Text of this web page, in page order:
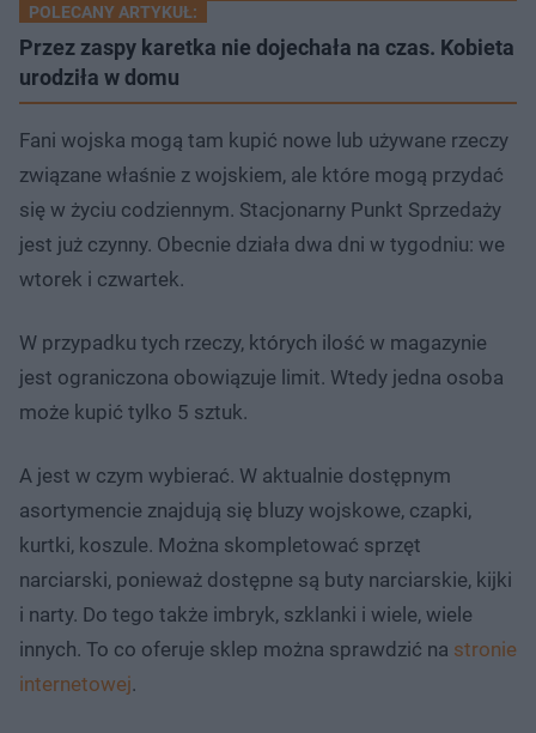
POLECANY ARTYKUŁ:
Przez zaspy karetka nie dojechała na czas. Kobieta
urodziła w domu
Fani wojska mogą tam kupić nowe lub używane rzeczy
związane właśnie z wojskiem, ale które mogą przydać
się w życiu codziennym. Stacjonarny Punkt Sprzedaży
jest już czynny. Obecnie działa dwa dni w tygodniu: we
wtorek i czwartek.
W przypadku tych rzeczy, których ilość w magazynie
jest ograniczona obowiązuje limit. Wtedy jedna osoba
może kupić tylko 5 sztuk.
A jest w czym wybierać. W aktualnie dostępnym
asortymencie znajdują się bluzy wojskowe, czapki,
kurtki, koszule. Można skompletować sprzęt
narciarski, ponieważ dostępne są buty narciarskie, kijki
i narty. Do tego także imbryk, szklanki i wiele, wiele
innych. To co oferuje sklep można sprawdzić na stronie
internetowej.